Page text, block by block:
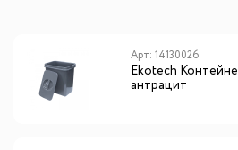
Арт: 14130026
Ekotech
антрацит